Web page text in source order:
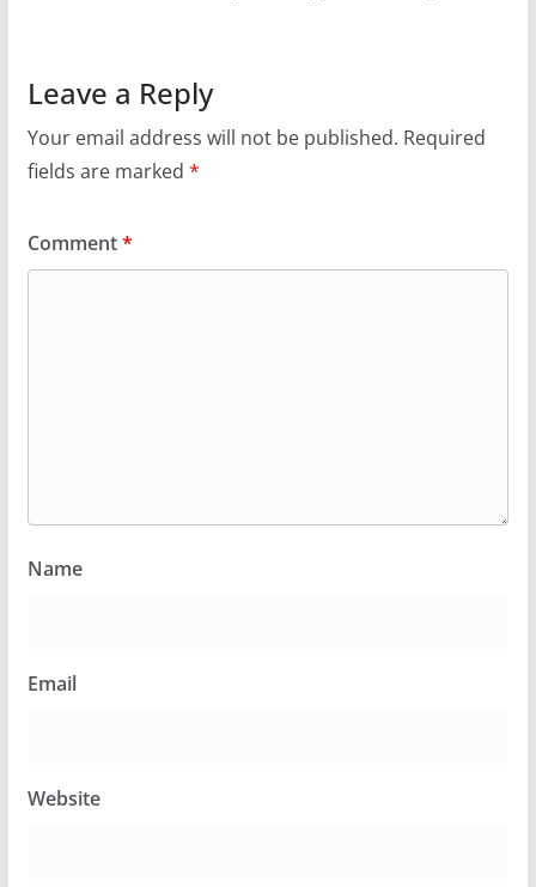
Leave a Reply
Your email address will not be published. Required
fields are marked *
Comment*
Name
Email
Website